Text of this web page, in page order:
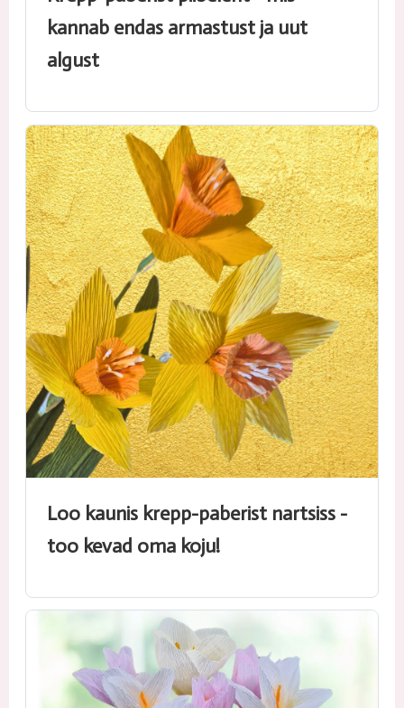
kannab endas armastust ja uut
algust
Loo kaunis krepp-paberist nartsiss -
too kevad oma koju!